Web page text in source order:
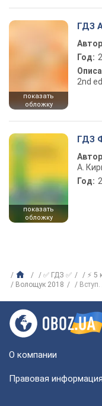
показать
обложку
ГДЗ
Год:
2nd
показать
обложку
ГДЗ
А.
Год:
✅ ГДЗ ✅ ⚡ 5
Волощук 2018
О компании
Правовая информация